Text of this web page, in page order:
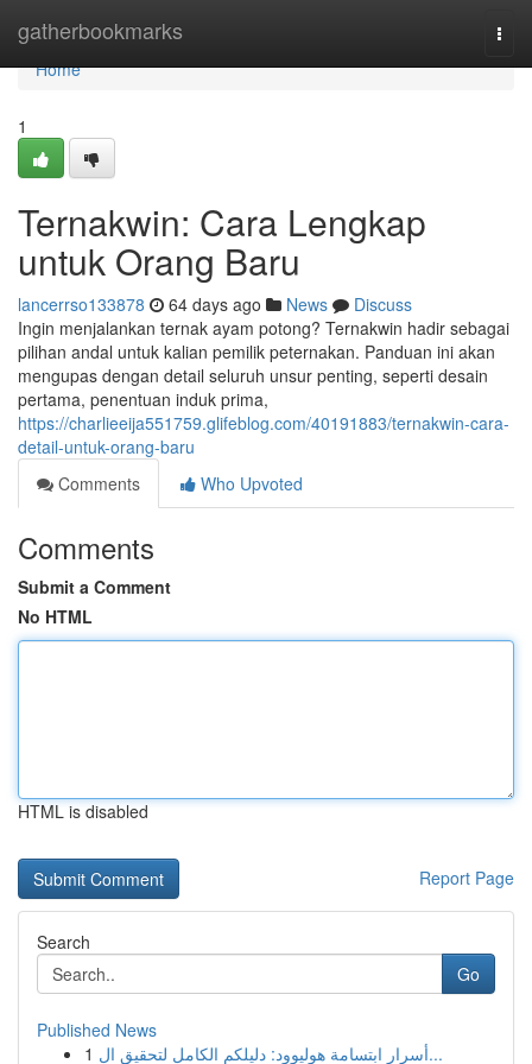
gatherbookmarks
Home
Home
1
Ternakwin: Cara Lengkap
untuk Orang Baru
lancerrso133878 64 days ago News
Discuss
Ingin menjalankan ternak ayam potong? Ternakwin hadir sebagai
pilihan andal untuk kalian pemilik peternakan. Panduan ini akan
mengupas dengan detail seluruh unsur penting, seperti desain
pertama, penentuan induk prima,
https://charlieeija551759.glifeblog.com/40191883/ternakwin-cara-
detail-untuk-orang-baru
Comments
Who Upvoted
Comments
Submit a Comment
No HTML
HTML is disabled
Report Page
Search
Go
Published News
1
أسرار ابتسامة هوليوود: دليلكم الكامل لتحقيق ال...